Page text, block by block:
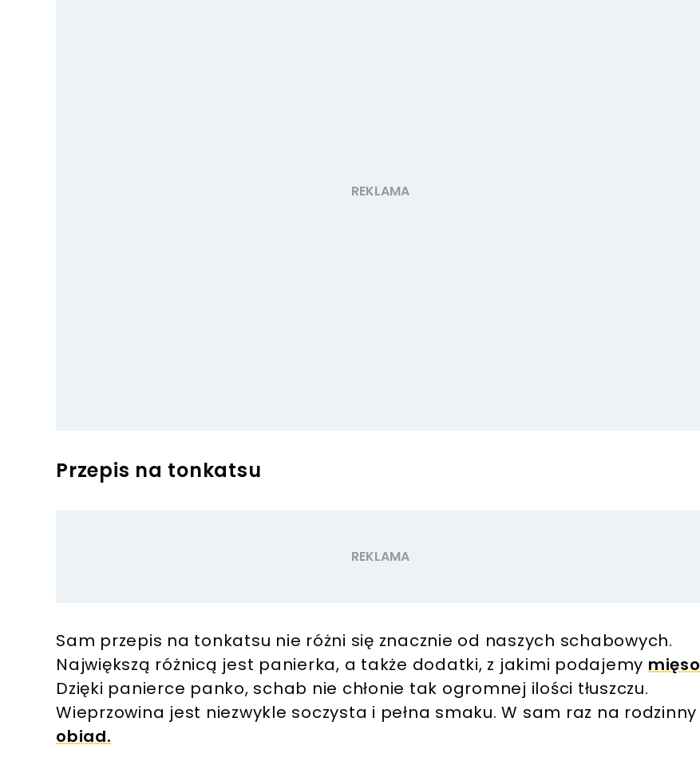
Przepis na tonkatsu
Sam przepis na tonkatsu nie różni się znacznie od naszych schabowych.
Największą różnicą jest panierka, a także dodatki, z jakimi podajemy mięso
Dzięki panierce panko, schab nie chłonie tak ogromnej ilości tłuszczu.
Wieprzowina jest niezwykle soczysta i pełna smaku. W sam raz na rodzinny
obiad.